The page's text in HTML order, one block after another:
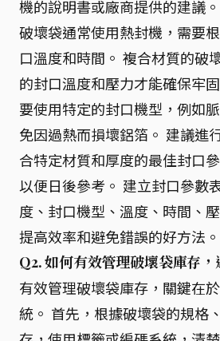
機的說明書或廠商提供的建議
破壞袋通常使用熱封機，需要
口溫度和時間。 複合材質的破
的封口溫度和壓力才能確保牢
要使用特定的封口機型，例如
免因過熱而損壞鋁箔。 建議進
合特定材質和厚度的最佳封口
以便日後參考。 建立封口參數
度、封口機型、溫度、時間、
提高效率和避免錯誤的好方法。
Q2. 如何有效管理破壞袋庫存，
有效管理破壞袋庫存，關鍵在
統。 首先，根據破壞袋的規格